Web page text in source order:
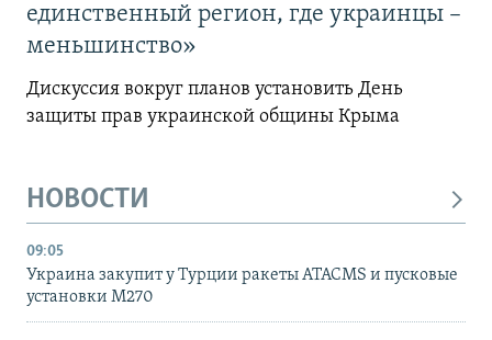
единственный регион, где украинцы –
меньшинство»
Дискуссия вокруг планов установить День
защиты прав украинской общины Крыма
НОВОСТИ
09:05
Украина закупит у Турции ракеты ATACMS и пусковые
установки M270